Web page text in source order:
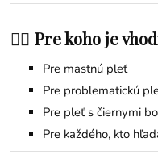
👩‍⚕️ Pre koho je
Pre mastnú pleť
Pre problematickú
Pre pleť s čiernymi
Pre každého, kto